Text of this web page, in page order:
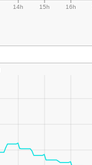
14h 15h 16h